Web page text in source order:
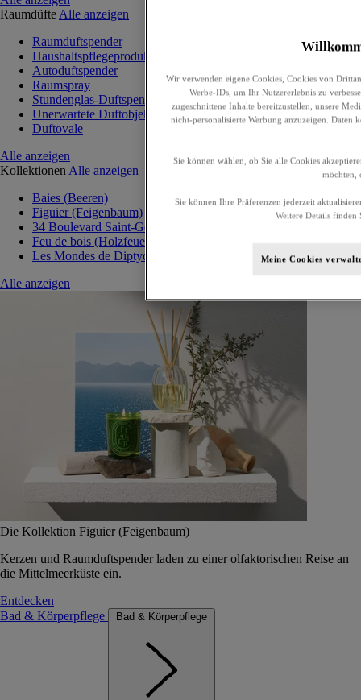
Raumdüfte Alle anzeigen
Raumduftspender
Haushaltspflegeprodukte
Autoduftspender
Raumspray
Stundenglas-Duftspender
Unerwartete Duftobjekte
Duftovale
Alle anzeigen
Kollektionen Alle anzeigen
Baies (Beeren)
Figuier (Feigenbaum)
34 Boulevard Saint-Germain
Feu de bois (Holzfeuer)
Les Mondes de Diptyque
Alle anzeigen
Die Kollektion Figuier (Feigenbaum)
Kerzen und Raumduftspender laden zu einer olfaktorischen Reise an
die Mittelmeerküste ein.
Entdecken
Bad & Körperpflege
Bad & Körperpflege
Wir verwenden eigene Cookies, Cookies von
Werbe-IDs, um Ihr Nutzererlebnis zu
zugeschnittene Inhalte bereitzustellen, unsere
nicht-personalisierte Werbung anzuzeigen. Daten
Sie können wählen, ob Sie alle Cookies
möchten,
Sie können Ihre Präferenzen jederzeit
Weitere Details finden
Meine Cookies